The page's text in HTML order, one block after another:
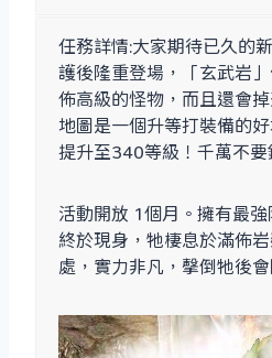
任務詳情:大家期待已久的
護後隆重登場，「玄武岩
佈高級的怪物，而且還會
地圖是一個升等打裝備的
提升至340等級！千萬不要
活動開放 1個月。擁有最強
終於現身，牠棲息於滿佈
處，實力非凡，撀倒牠後